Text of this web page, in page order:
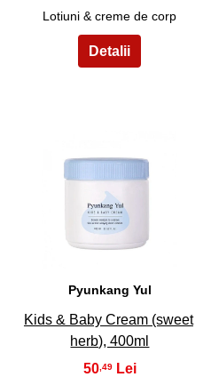
Lotiuni & creme de corp
6
Pyunkang Yul
Kids & Baby Cream (sweet
herb), 400ml
50,49